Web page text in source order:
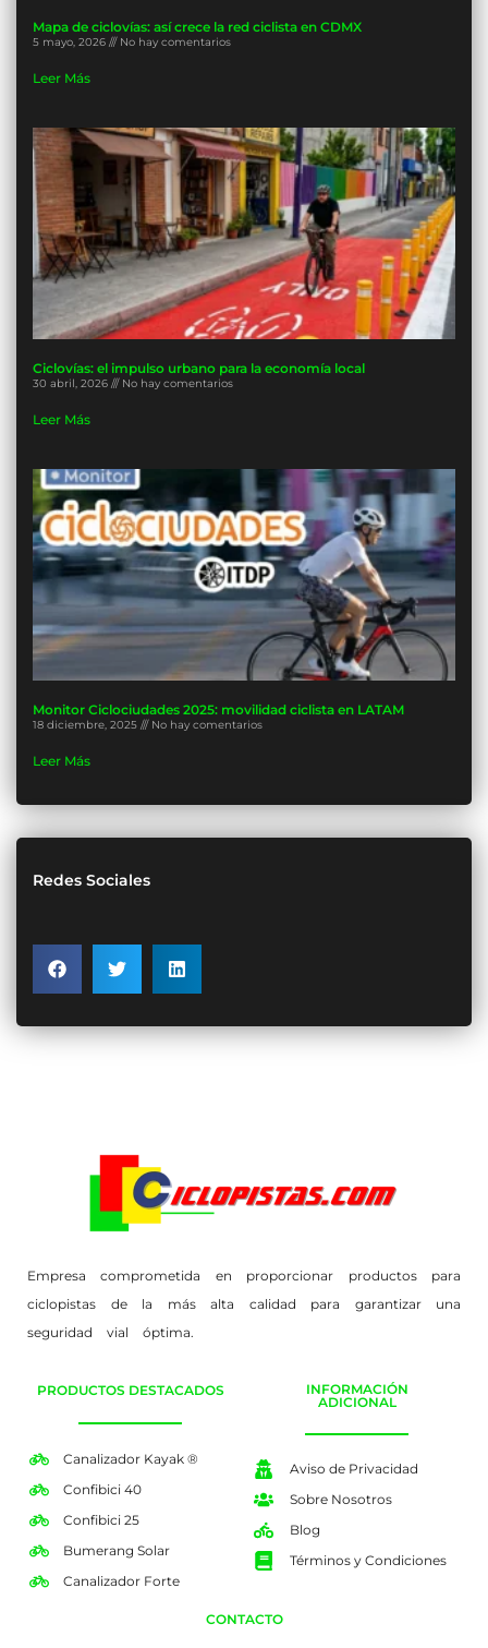
Mapa de ciclovías: así crece la red ciclista en CDMX
5 mayo, 2026 No hay comentarios
Leer Más
Ciclovías: el impulso urbano para la economía local
30 abril, 2026 No hay comentarios
Leer Más
Monitor Ciclociudades 2025: movilidad ciclista en LATAM
18 diciembre, 2025 No hay comentarios
Leer Más
Redes Sociales
Empresa comprometida en proporcionar productos para
ciclopistas de la más alta calidad para garantizar una
seguridad vial óptima.
PRODUCTOS DESTACADOS
Canalizador Kayak ®
Confibici 40
Confibici 25
Bumerang Solar
Canalizador Forte
INFORMACIÓN
ADICIONAL
Aviso de Privacidad
Sobre Nosotros
Blog
Términos y Condiciones
CONTACTO